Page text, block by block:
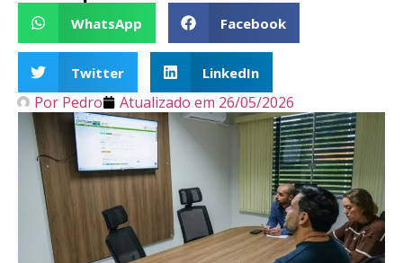
WhatsApp Facebook
Twitter LinkedIn
Por Pedro Atualizado em 26/05/2026